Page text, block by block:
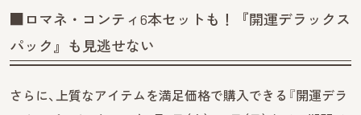
■ロマネ・コンティ6本セットも！『開運デラックス
パック』も見逃せない
さらに、上質なアイテムを満足価格で購入できる『開運デラ